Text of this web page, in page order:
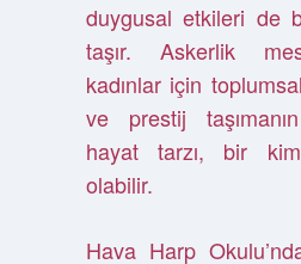
duygusal etkileri de
taşır. Askerlik
kadınlar için
ve prestij
hayat tarzı, bir
olabilir.
Hava Harp